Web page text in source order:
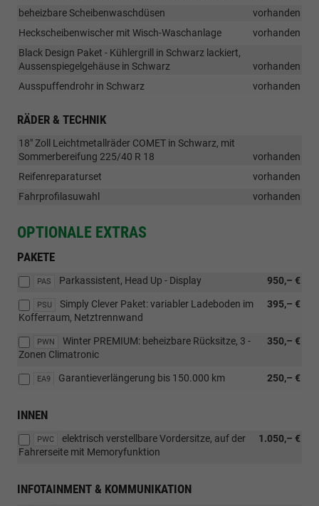
beheizbare Scheibenwaschdüsen
vorhanden
Heckscheibenwischer mit Wisch-Waschanlage
vorhanden
Black Design Paket - Kühlergrill in Schwarz lackiert,
Aussenspiegelgehäuse in Schwarz
vorhanden
Ausspuffendrohr in Schwarz
vorhanden
RÄDER & TECHNIK
18" Zoll Leichtmetallräder COMET in Schwarz, mit
Sommerbereifung 225/40 R 18
vorhanden
Reifenreparaturset
vorhanden
Fahrprofilasuwahl
vorhanden
OPTIONALE EXTRAS
PAKETE
PAS 950,– €
Parkassistent, Head Up - Display
PSU 395,– €
Simply Clever Paket: variabler Ladeboden im
Kofferraum, Netztrennwand
PWN 350,– €
Winter PREMIUM: beheizbare Rücksitze, 3 -
Zonen Climatronic
EA9 250,– €
Garantieverlängerung bis 150.000 km
INNEN
PWC 1.050,– €
elektrisch verstellbare Vordersitze, auf der
Fahrerseite mit Memoryfunktion
INFOTAINMENT & KOMMUNIKATION